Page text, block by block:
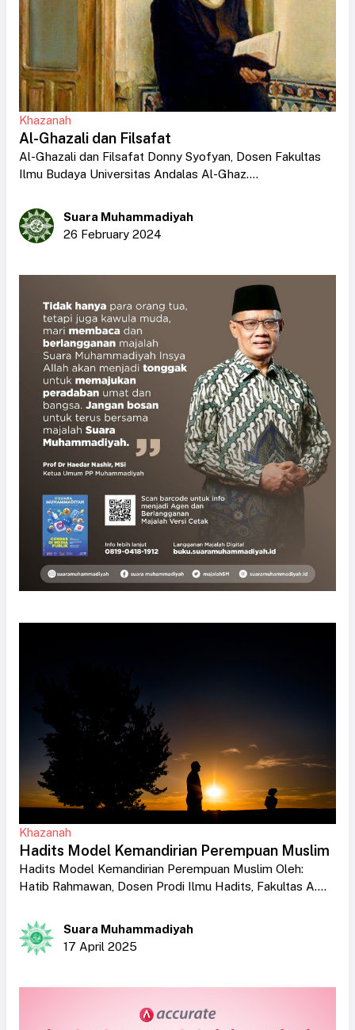
Khazanah
Al-Ghazali dan Filsafat
Al-Ghazali dan Filsafat Donny Syofyan, Dosen Fakultas
Ilmu Budaya Universitas Andalas Al-Ghaz....
Suara Muhammadiyah
26 February 2024
Khazanah
Hadits Model Kemandirian Perempuan Muslim
Hadits Model Kemandirian Perempuan Muslim Oleh:
Hatib Rahmawan, Dosen Prodi Ilmu Hadits, Fakultas A....
Suara Muhammadiyah
17 April 2025